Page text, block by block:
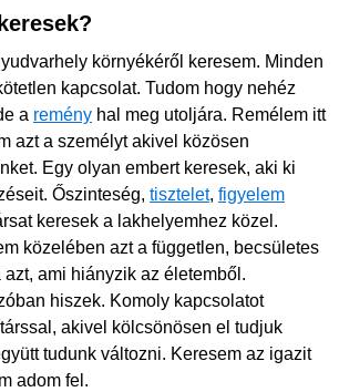
környékéről keresem. Minden
kapcsolat. Tudom hogy nehéz
a remény hal meg utoljára. Remélem itt
azt a személyt akivel közösen
Egy olyan embert keresek, aki ki
Őszinteség, tisztelet, figyelem
keresek a lakhelyemhez közel.
közelében azt a független, becsületes
ami hiányzik az életemből.
hiszek. Komoly kapcsolatot
akivel kölcsönösen el tudjuk
tudunk változni. Keresem az igazit
adom fel.